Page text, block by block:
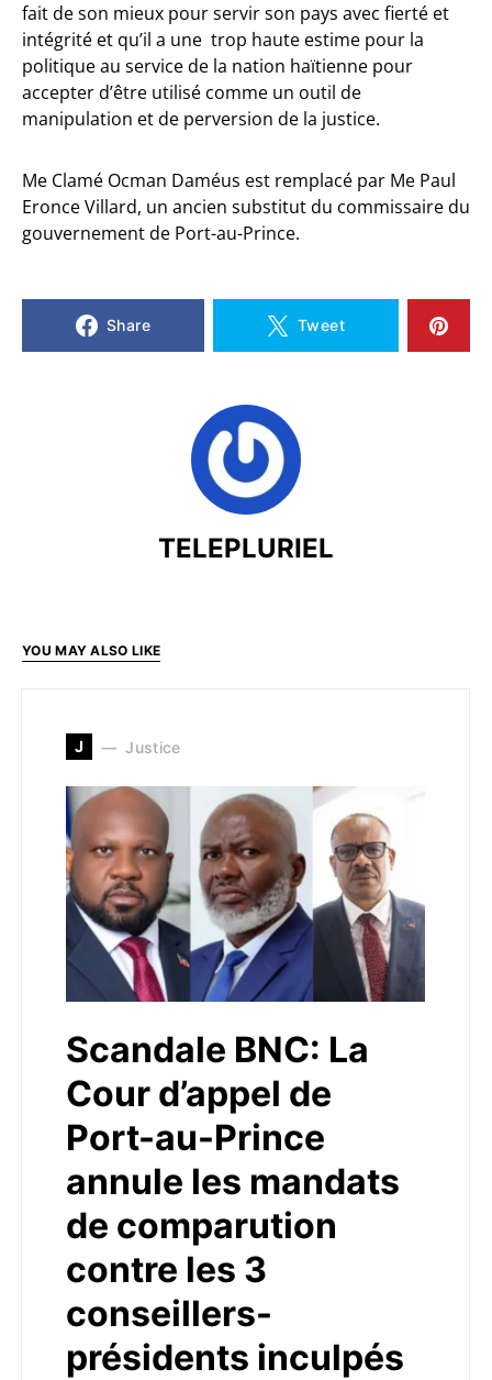
fait de son mieux pour servir son pays avec fierté et
intégrité et qu’il a une trop haute estime pour la
politique au service de la nation haïtienne pour
accepter d’être utilisé comme un outil de
manipulation et de perversion de la justice.
Me Clamé Ocman Daméus est remplacé par Me Paul
Eronce Villard, un ancien substitut du commissaire du
gouvernement de Port-au-Prince.
Share Tweet
TELEPLURIEL
YOU MAY ALSO LIKE
J Justice
Scandale BNC: La
Cour d’appel de
Port-au-Prince
annule les mandats
de comparution
contre les 3
conseillers-
présidents inculpés